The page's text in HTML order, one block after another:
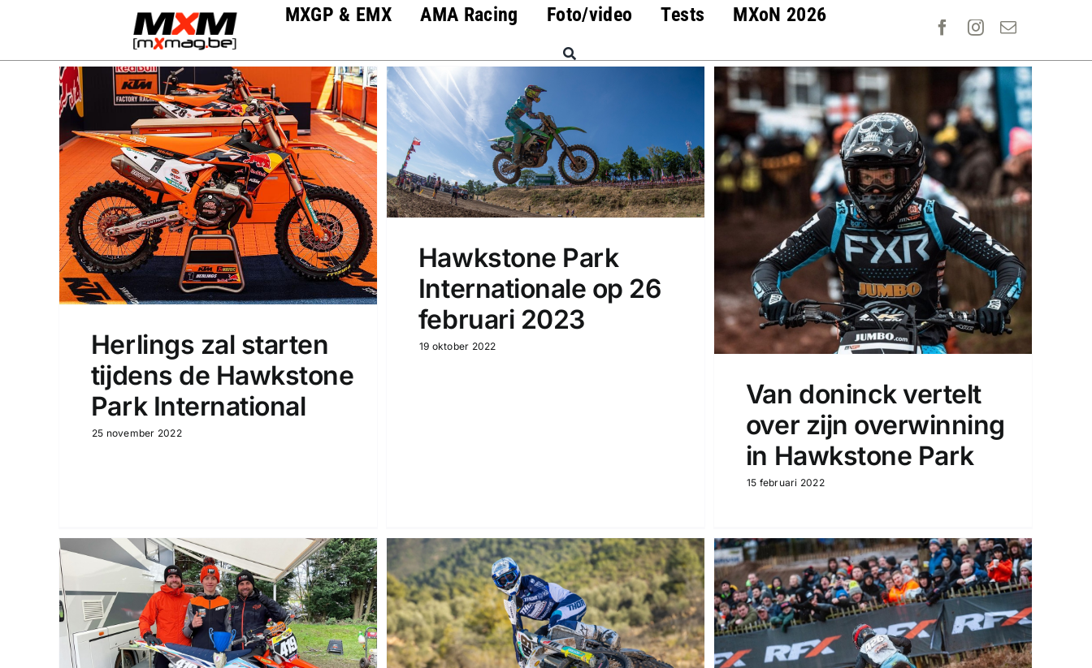
MXGP & EMX AMA Racing Foto/video Tests MXoN 2026
Herlings zal starten
tijdens de Hawkstone
Park International
25 november 2022
Hawkstone Park
Internationale op 26
februari 2023
19 oktober 2022
Van doninck vertelt
over zijn overwinning
in Hawkstone Park
15 februari 2022